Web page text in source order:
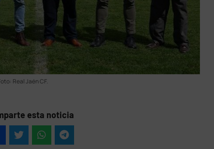
Real Jaén CF.
esta noticia